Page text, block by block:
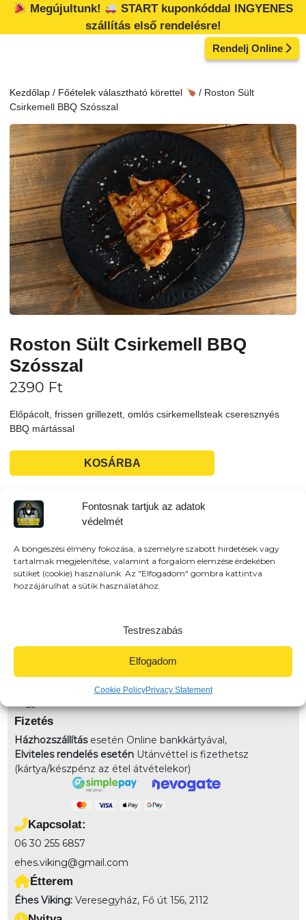
Fontosnak tartjuk az adatok
védelmét
A böngészési élmény fokozása, a személyre szabott hirdetések vagy
tartalmak megjelenítése, valamint a forgalom elemzése érdekében
sütiket (cookie) használunk. Az "Elfogadom" gombra kattintva
hozzájárulhat a sütik használatához.
Elfogadom
Testreszabás
Cookie PolicyPrivacy Statement
Kilépés
tartalomba
Megújultunk!
START kuponkóddal INGYENES
szállítás első rendelésre!
Rendelj Online
Kezdőlap / Főételek választható körettel
/ Roston Sült
Csirkemell BBQ Szósszal
Roston Sült Csirkemell BBQ
Szósszal
2390 Ft
Előpácolt, frissen grillezett, omlós csirkemellsteak cseresznyés
BBQ mártással
KOSÁRBA
Tovább a teljes étlaphoz >
Házhozszállítás / Elvitel
házhozszálítunk! 3km-es körzetben: 790Ft (Veresegyház
4km felett: 1490 (Környező települések) 7km-10km-ig:
Rendelésedet kérheted előrendeléssel elvitelre,
Fizetés
Házhozszállításesetén Online bankkártyával,
Elviteles rendelés esetén Utánvéttel is fizethetsz
(kártya/készpénz az étel átvételekor)
Kapcsolat:
06 30 255 6857
ehes.viking@gmail.com
Étterem
Éhes Viking: Veresegyház, Fő út 156, 2112